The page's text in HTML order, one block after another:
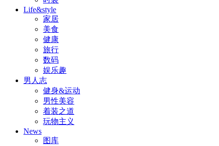
Life&style
家居
美食
健康
旅行
数码
娱乐趣
男人志
健身&运动
男性美容
着装之道
玩物主义
News
图库